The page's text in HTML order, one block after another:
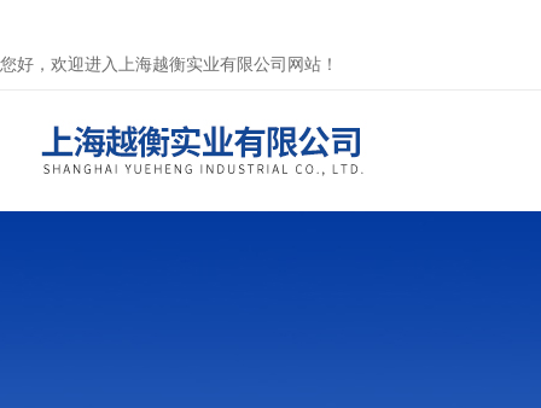
您好，欢迎进入上海越衡实业有限公司网站！